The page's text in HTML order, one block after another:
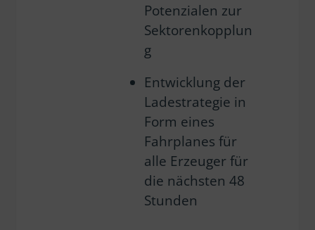
Potenzialen zur
Sektorenkopplun
g
Entwicklung der
Ladestrategie in
Form eines
Fahrplanes für
alle Erzeuger für
die nächsten 48
Stunden